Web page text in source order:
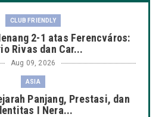
CLUB FRIENDLY
2-1 atas Ferencváros:
Rivas dan Car...
Aug 09, 2026
ASIA
Panjang, Prestasi, dan
I Nera...